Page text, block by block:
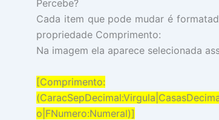
Percebe?
Cada item que pode mudar é
propriedade Comprimento:
Na imagem ela aparece selecionada
[Comprimento:
o|FNumero:Numeral)]